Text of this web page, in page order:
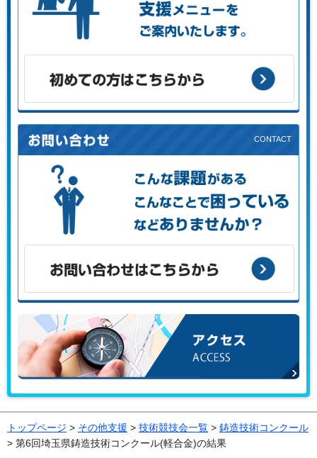
お客様の目的に応じた支援メニューをご案内します。
初めての方はこちらから
こんな課題がある、こんなことで困っている、などありませ
お問い合わせはこちらから
トップページ > その他支援 > 技術競技会一覧 > 鋳造技術コンクール
> 第6回埼玉県鋳造技術コンクール(軽合金)の結果